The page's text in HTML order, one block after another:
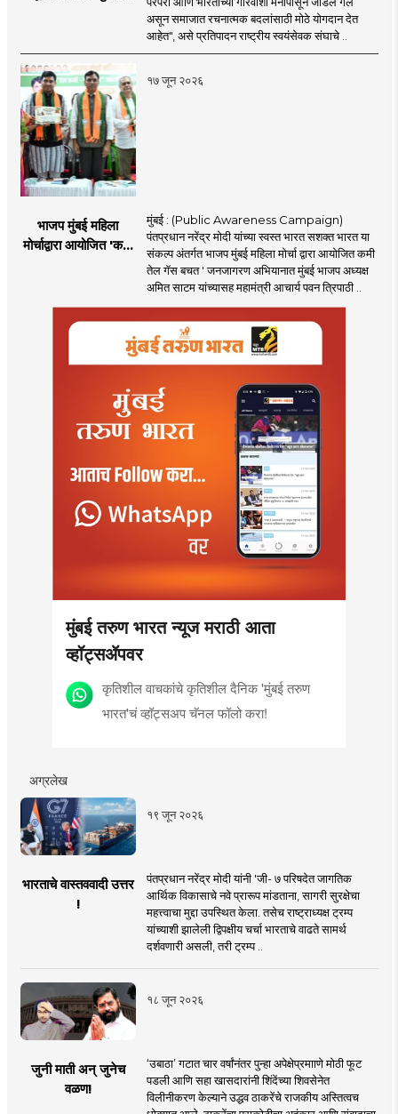
असून समाजात रचनात्मक बदलांसाठी मोठे योगदान देत
आहेत", असे प्रतिपादन राष्ट्रीय स्वयंसेवक संघाचे ..
१७ जून २०२६
भाजप मुंबई महिला
मोर्चाद्वारा आयोजित 'कमी
मुंबई : (Public Awareness Campaign)
पंतप्रधान नरेंद्र मोदी यांच्या स्वस्त भारत सशक्त भारत या
संकल्प अंतर्गत भाजप मुंबई महिला मोर्चा द्वारा आयोजित कमी
तेल गॅस बचत ' जनजागरण अभियानात मुंबई भाजप अध्यक्ष
अमित साटम यांच्यासह महामंत्री आचार्य पवन त्रिपाठी ..
मुंबई तरुण भारत न्यूज मराठी आता
व्हॉट्सॲपवर
कृतिशील वाचकांचे कृतिशील दैनिक 'मुंबई तरुण
भारत'चं व्हॉट्सअप चॅनल फॉलो करा!
अग्रलेख
१९ जून २०२६
भारताचे वास्तववादी उत्तर
!
पंतप्रधान नरेंद्र मोदी यांनी 'जी- ७ परिषदेत जागतिक
आर्थिक विकासाचे नवे प्रारूप मांडताना, सागरी सुरक्षेचा
महत्त्वाचा मुद्दा उपस्थित केला. तसेच राष्ट्राध्यक्ष ट्रम्प
यांच्याशी झालेली द्विपक्षीय चर्चा भारताचे वाढते सामर्थ
दर्शवणारी असली, तरी ट्रम्प ..
१८ जून २०२६
जुनी माती अन् जुनेच
वळण!
‘उबाठा’ गटात चार वर्षांनंतर पुन्हा अपेक्षेप्रमााणे मोठी फूट
पडली आणि सहा खासदारांनी शिंदेंच्या शिवसेनेत
विलीनीकरण केल्याने उद्धव ठाकरेंचे राजकीय अस्तित्वच